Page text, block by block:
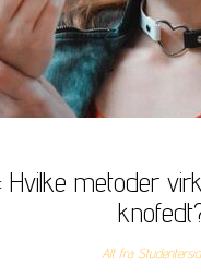
Hvilke metoder
Alt fra